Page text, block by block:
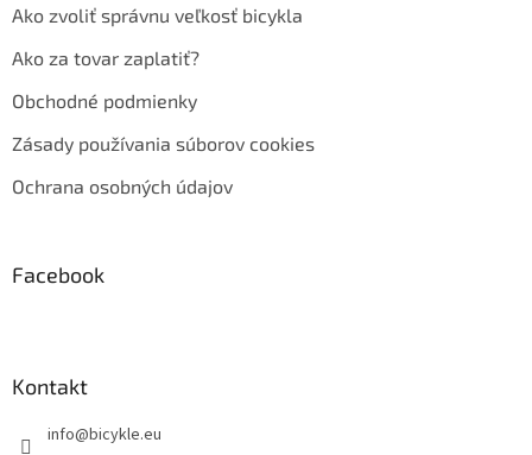
Ako zvoliť správnu veľkosť bicykla
Ako za tovar zaplatiť?
Obchodné podmienky
Zásady používania súborov cookies
Ochrana osobných údajov
Facebook
Kontakt
info@bicykle.eu